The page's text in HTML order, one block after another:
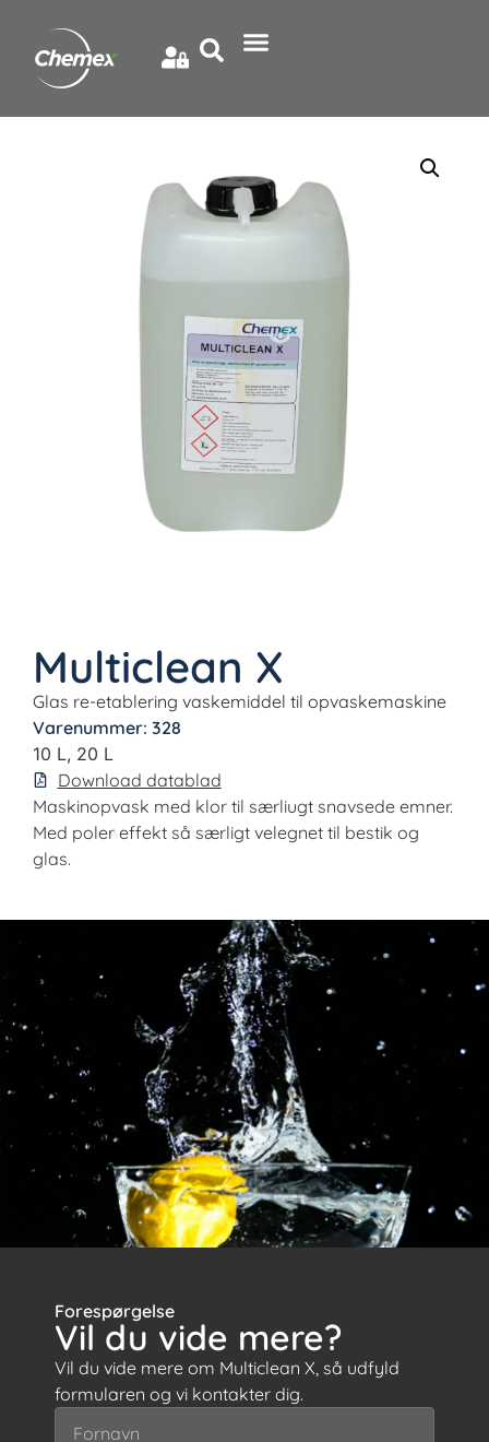
Multiclean X
Glas re-etablering vaskemiddel til opvaskemaskine
Varenummer: 328
10 L, 20 L
Download datablad
Maskinopvask med klor til særliugt snavsede emner.
Med poler effekt så særligt velegnet til bestik og
glas.
Forespørgelse
Vil du vide mere?
Vil du vide mere om Multiclean X, så udfyld
formularen og vi kontakter dig.